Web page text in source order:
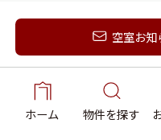
新
ホーム 物件を探す
空室お知